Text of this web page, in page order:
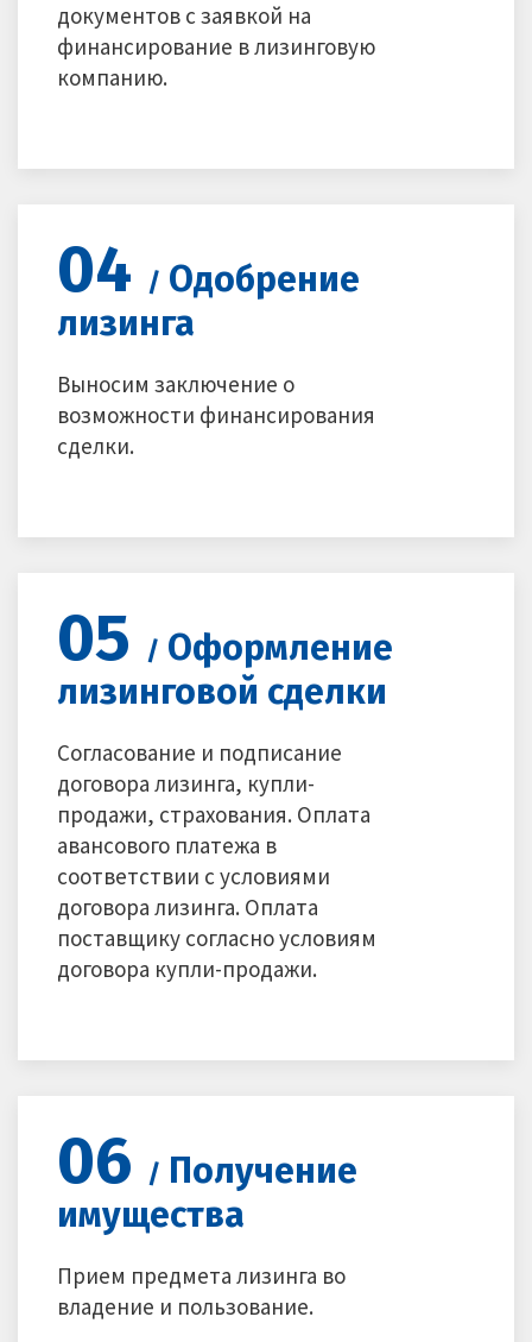
документов с заявкой на
финансирование в лизинговую
компанию.
04 / Одобрение
лизинга
Выносим заключение о
возможности финансирования
сделки.
05 / Оформление
лизинговой сделки
Согласование и подписание
договора лизинга, купли-
продажи, страхования. Оплата
авансового платежа в
соответствии с условиями
договора лизинга. Оплата
поставщику согласно условиям
договора купли-продажи.
06 / Получение
имущества
Прием предмета лизинга во
владение и пользование.